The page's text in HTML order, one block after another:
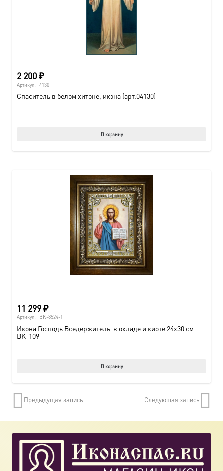
2 200₽
Артикул: 4130
Спаситель в белом хитоне, икона (арт.04130)
В корзину
11 299₽
Артикул: BK-8524-1
Икона Господь Вседержитель, в окладе и киоте 24х30 см
BK-109
В корзину
Предыдущая запись Следующая запись